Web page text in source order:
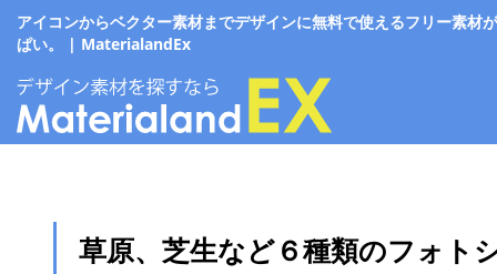
アイコンからベクター素材までデザインに無料で使えるフリー素材
ぱい。 | MaterialandEx
草原、芝生など６種類のフォト